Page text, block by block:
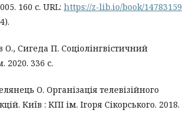
160 с. URL: https://z-lib.io/book/14783159
Сигеда П. Соціолінгвістичний
2020. 336 с.
О. Організація телевізійного
Київ : КПІ ім. Ігоря Сікорського. 2018.